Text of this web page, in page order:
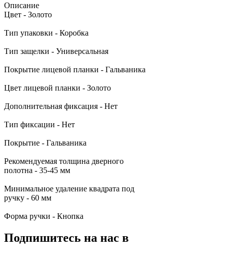
Описание
Цвет - Золото
Тип упаковки - Коробка
Тип защелки - Универсальная
Покрытие лицевой планки - Гальваника
Цвет лицевой планки - Золото
Дополнительная фиксация - Нет
Тип фиксации - Нет
Покрытие - Гальваника
Рекомендуемая толщина дверного
полотна - 35-45 мм
Минимальное удаление квадрата под
ручку - 60 мм
Форма ручки - Кнопка
Подпишитесь на нас в